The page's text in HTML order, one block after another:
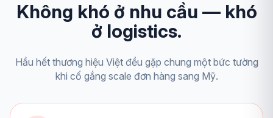
Không khó ở nhu cầu — khó
ở logistics.
Hầu hết thương hiệu Việt đều gặp chung một bức tường
khi cố gắng scale đơn hàng sang Mỹ.